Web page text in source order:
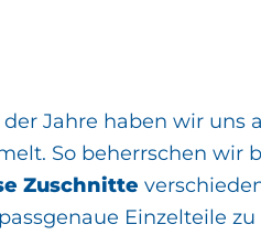
Jahre haben wir uns
So beherrschen wir
Zuschnitte
Einzelteile